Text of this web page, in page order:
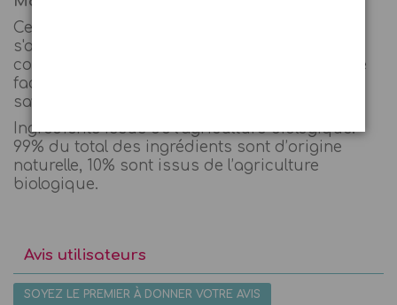
Ce maquillage s'utilise avec de l'eau et
s'applique sur la peau à l'aide du pinceau
cosmétique fourni. Le démaquillage s'effectue
facilement avec de l'eau tiède et un peu de
savon.
Ingrédients issus de l’agriculture biologique.
99% du total des ingrédients sont d’origine
naturelle, 10% sont issus de l’agriculture
biologique.
Avis utilisateurs
SOYEZ LE PREMIER À DONNER VOTRE AVIS